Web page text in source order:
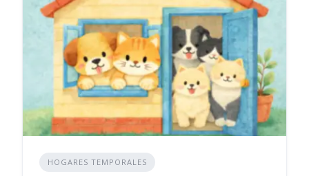
HOGARES TEMPORALES